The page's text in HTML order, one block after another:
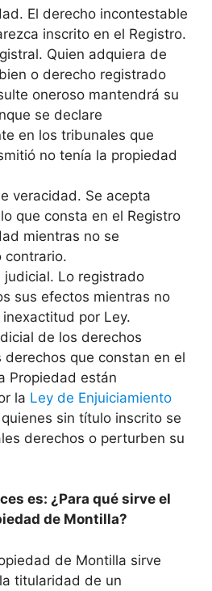
El derecho incontestable
inscrito en el Registro.
Quien adquiera de
o derecho registrado
oneroso mantendrá su
se declare
en los tribunales que
no tenía la propiedad
veracidad. Se acepta
que consta en el Registro
mientras no se
contrario.
judicial. Lo registrado
sus efectos mientras no
por Ley.
de los derechos
derechos que constan en el
Propiedad están
la Ley de Enjuiciamiento
sin título inscrito se
derechos o perturben su
es: ¿Para qué sirve el
de Montilla?
de Montilla sirve
titularidad de un